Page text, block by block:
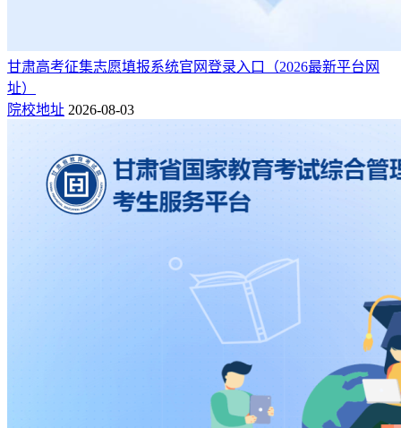
甘肃高考征集志愿填报系统官网登录入口（2026最新平台网
址）
院校地址 2026-08-03